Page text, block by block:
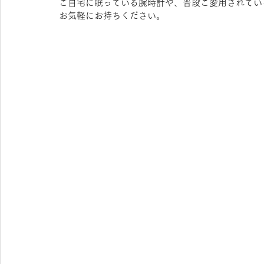
ご自宅に眠っている腕時計や、普段ご愛用されてい
お気軽にお持ちください。